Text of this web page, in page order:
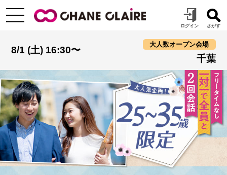
8/1 (土) 16:30〜
大人数オープン会場
千葉